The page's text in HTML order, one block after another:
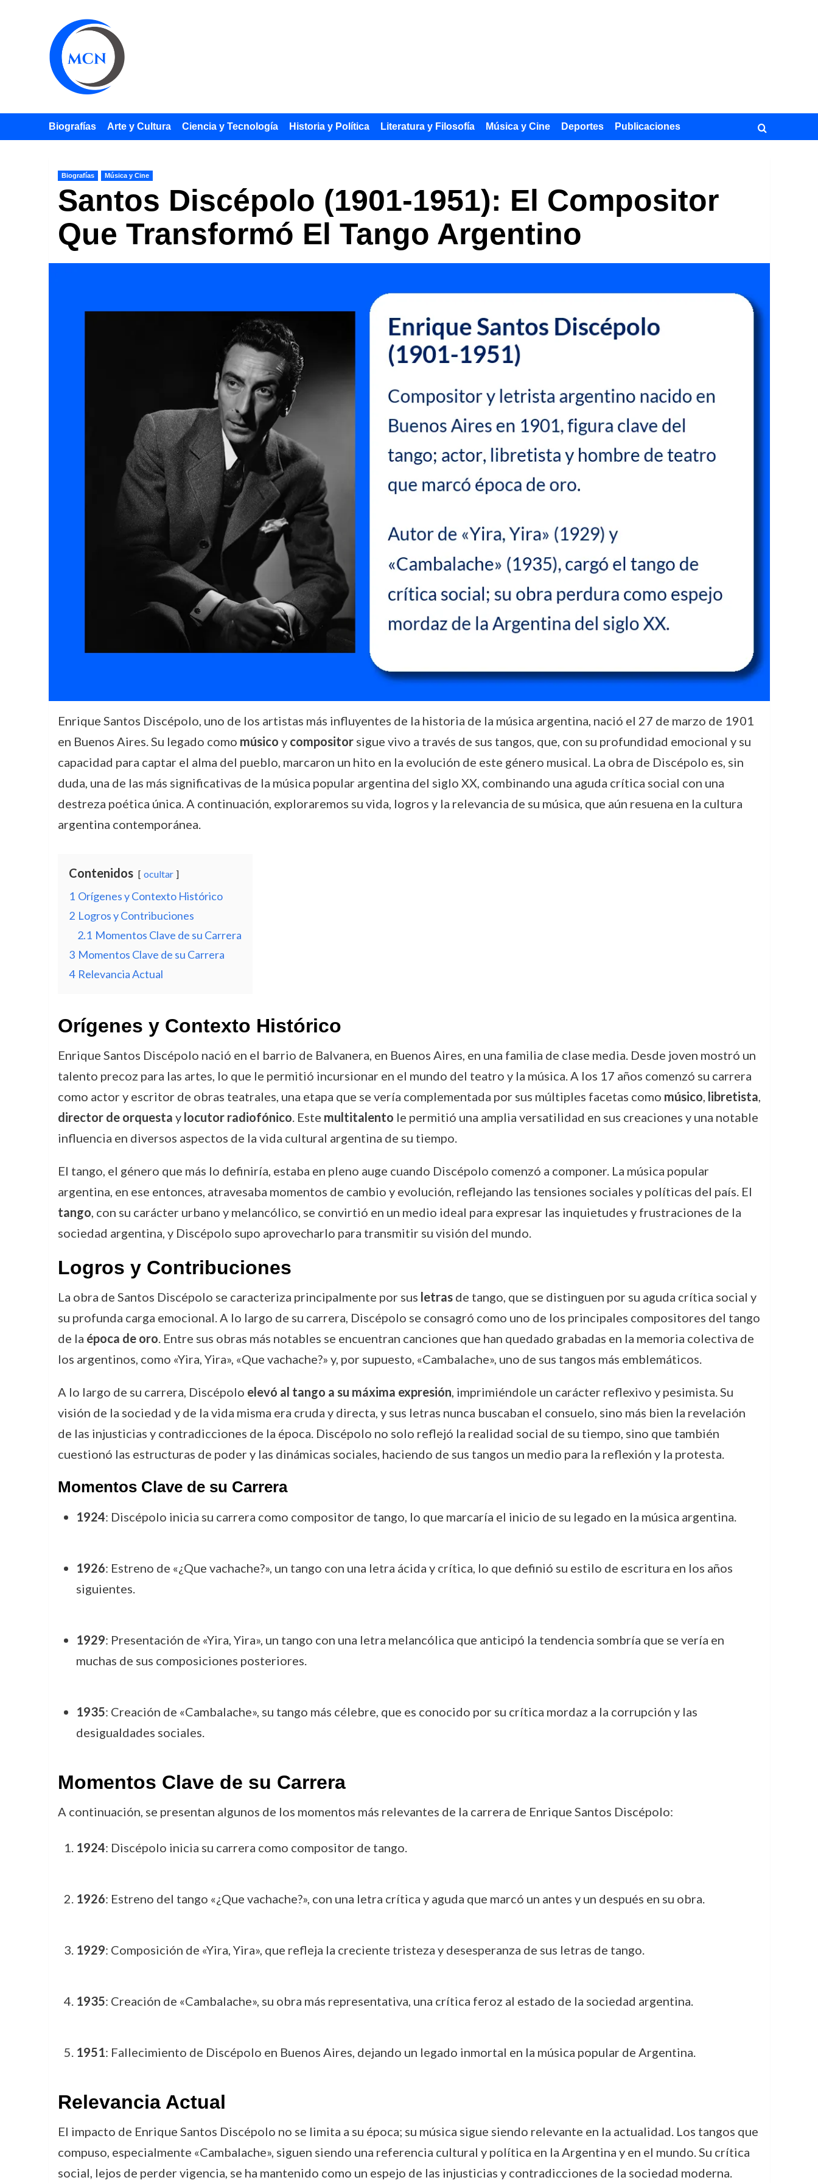
Biografías Arte y Cultura Ciencia y Tecnología Historia y Política Literatura y Filosofía Música y Cine Deportes Publicaciones
Biografías Música y Cine
Santos Discépolo (1901-1951): El Compositor
Que Transformó El Tango Argentino
Enrique Santos Discépolo, uno de los artistas más influyentes de la historia de la música argentina, nació el 27 de marzo de 1901
en Buenos Aires. Su legado como músico y compositorsigue vivo a través de sus tangos, que, con su profundidad emocional y su
capacidad para captar el alma del pueblo, marcaron un hito en la evolución de este género musical. La obra de Discépolo es, sin
duda, una de las más significativas de la música popular argentina del siglo XX, combinando una aguda crítica social con una
destreza poética única. A continuación, exploraremos su vida, logros y la relevancia de su música, que aún resuena en la cultura
argentina contemporánea.
Contenidos ocultar
1 Orígenes y Contexto Histórico
2 Logros y Contribuciones
2.1 Momentos Clave de su Carrera
3 Momentos Clave de su Carrera
4 Relevancia Actual
Orígenes y Contexto Histórico
Enrique Santos Discépolo nació en el barrio de Balvanera, en Buenos Aires, en una familia de clase media. Desde joven mostró un
talento precoz para las artes, lo que le permitió incursionar en el mundo del teatro y la música. A los 17 años comenzó su carrera
como actor y escritor de obras teatrales, una etapa que se vería complementada por sus múltiples facetas como músico, libretista,
director de orquesta y locutor radiofónico. Este multitalento le permitió una amplia versatilidad en sus creaciones y una notable
influencia en diversos aspectos de la vida cultural argentina de su tiempo.
El tango, el género que más lo definiría, estaba en pleno auge cuando Discépolo comenzó a componer. La música popular
argentina, en ese entonces, atravesaba momentos de cambio y evolución, reflejando las tensiones sociales y políticas del país. El
tango, con su carácter urbano y melancólico, se convirtió en un medio ideal para expresar las inquietudes y frustraciones de la
sociedad argentina, y Discépolo supo aprovecharlo para transmitir su visión del mundo.
Logros y Contribuciones
La obra de Santos Discépolo se caracteriza principalmente por sus letrasde tango, que se distinguen por su aguda crítica social y
su profunda carga emocional. A lo largo de su carrera, Discépolo se consagró como uno de los principales compositores del tango
de la época de oro. Entre sus obras más notables se encuentran canciones que han quedado grabadas en la memoria colectiva de
los argentinos, como «Yira, Yira», «Que vachache?» y, por supuesto, «Cambalache», uno de sus tangos más emblemáticos.
A lo largo de su carrera, Discépolo elevó al tango a su máxima expresión, imprimiéndole un carácter reflexivo y pesimista. Su
visión de la sociedad y de la vida misma era cruda y directa, y sus letras nunca buscaban el consuelo, sino más bien la revelación
de las injusticias y contradicciones de la época. Discépolo no solo reflejó la realidad social de su tiempo, sino que también
cuestionó las estructuras de poder y las dinámicas sociales, haciendo de sus tangos un medio para la reflexión y la protesta.
Momentos Clave de su Carrera
1924: Discépolo inicia su carrera como compositor de tango, lo que marcaría el inicio de su legado en la música argentina.
1926: Estreno de «¿Que vachache?», un tango con una letra ácida y crítica, lo que definió su estilo de escritura en los años
siguientes.
1929: Presentación de «Yira, Yira», un tango con una letra melancólica que anticipó la tendencia sombría que se vería en
muchas de sus composiciones posteriores.
1935: Creación de «Cambalache», su tango más célebre, que es conocido por su crítica mordaz a la corrupción y las
desigualdades sociales.
Momentos Clave de su Carrera
A continuación, se presentan algunos de los momentos más relevantes de la carrera de Enrique Santos Discépolo:
1924: Discépolo inicia su carrera como compositor de tango.
1926: Estreno del tango «¿Que vachache?», con una letra crítica y aguda que marcó un antes y un después en su obra.
1929: Composición de «Yira, Yira», que refleja la creciente tristeza y desesperanza de sus letras de tango.
1935: Creación de «Cambalache», su obra más representativa, una crítica feroz al estado de la sociedad argentina.
1951: Fallecimiento de Discépolo en Buenos Aires, dejando un legado inmortal en la música popular de Argentina.
Relevancia Actual
El impacto de Enrique Santos Discépolo no se limita a su época; su música sigue siendo relevante en la actualidad. Los tangos que
compuso, especialmente «Cambalache», siguen siendo una referencia cultural y política en la Argentina y en el mundo. Su crítica
social, lejos de perder vigencia, se ha mantenido como un espejo de las injusticias y contradicciones de la sociedad moderna.